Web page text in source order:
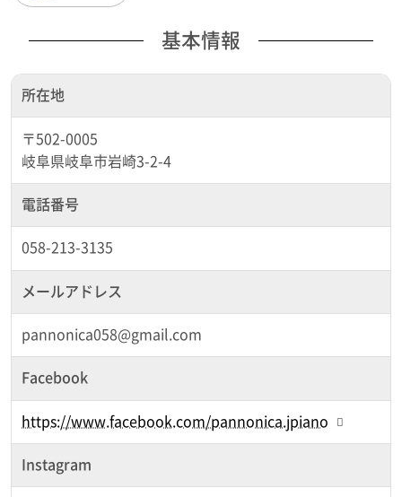
基本情報
所在地
〒502-0005
岐阜県岐阜市岩崎3-2-4
電話番号
058-213-3135
メールアドレス
pannonica058@gmail.com
Facebook
https://www.facebook.com/pannonica.jpiano
Instagram